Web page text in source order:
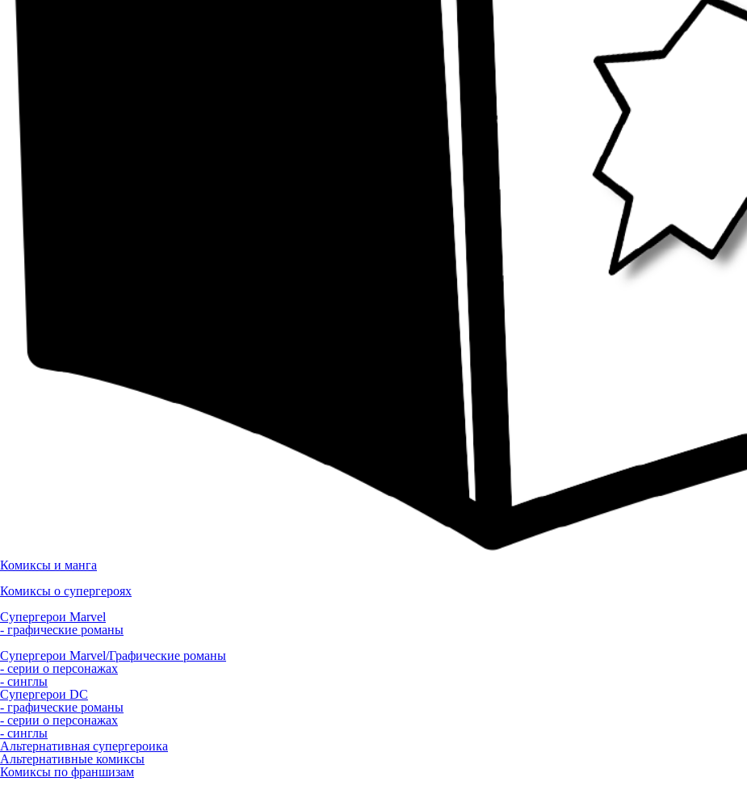
Комиксы и манга
Комиксы о супергероях
Супергерои Marvel
- графические романы
Супергерои Marvel/Графические романы
- серии о персонажах
- синглы
Супергерои DC
- графические романы
- серии о персонажах
- синглы
Альтернативная супергероика
Альтернативные комиксы
Комиксы по франшизам